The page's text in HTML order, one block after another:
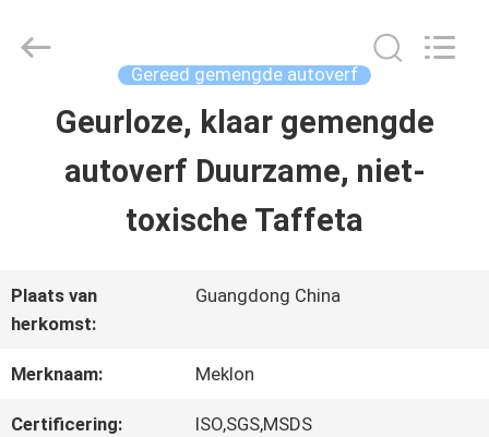
THUIS
PRODUCTEN
VIDEOS
OVER
ONS
Meklon
Gereed gemengde autoverf
Geurloze, klaar gemengde
autoverf Duurzame, niet-
toxische Taffeta
Plaats van
herkomst:
Guangdong China
Merknaam: Meklon
Certificering: ISO,SGS,MSDS